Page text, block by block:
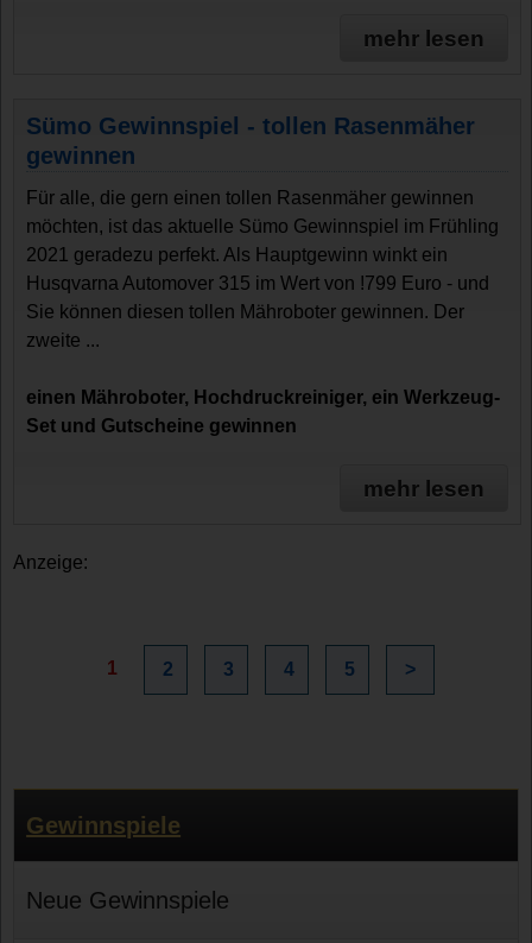
mehr lesen
Sümo Gewinnspiel - tollen Rasenmäher
gewinnen
Für alle, die gern einen tollen Rasenmäher gewinnen
möchten, ist das aktuelle Sümo Gewinnspiel im Frühling
2021 geradezu perfekt. Als Hauptgewinn winkt ein
Husqvarna Automover 315 im Wert von !799 Euro - und
Sie können diesen tollen Mähroboter gewinnen. Der
zweite ...
einen Mähroboter, Hochdruckreiniger, ein Werkzeug-
Set und Gutscheine gewinnen
mehr lesen
Anzeige:
1 2 3 4 5 >
Gewinnspiele
Neue Gewinnspiele